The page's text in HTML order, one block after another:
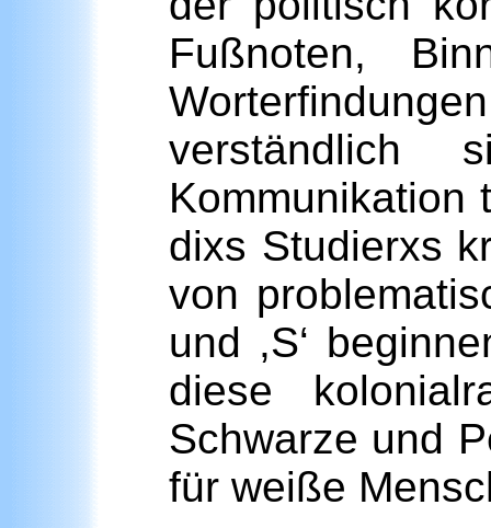
Fußnoten,
Kommunikation
dixs Studierxs
von
und ,S‘
diese
Schwarze und
für weiße